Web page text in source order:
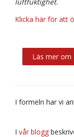
Klicka här för att
Läs mer om
I formeln har vi
I vår blogg